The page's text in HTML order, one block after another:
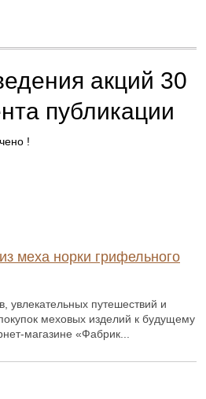
акций 30
публикации
!
меха норки грифельного
увлекательных путешествий и
меховых изделий к будущему
магазине «Фабрик...